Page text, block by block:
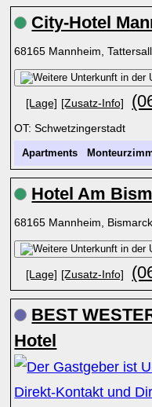
City-Hotel
68165 Mannheim,
[Lage] [Zusatz-Info]
OT: Schwetzingerstadt
Apartments
Hotel Am
68165 Mannheim,
[Lage] [Zusatz-Info]
BEST
Hotel